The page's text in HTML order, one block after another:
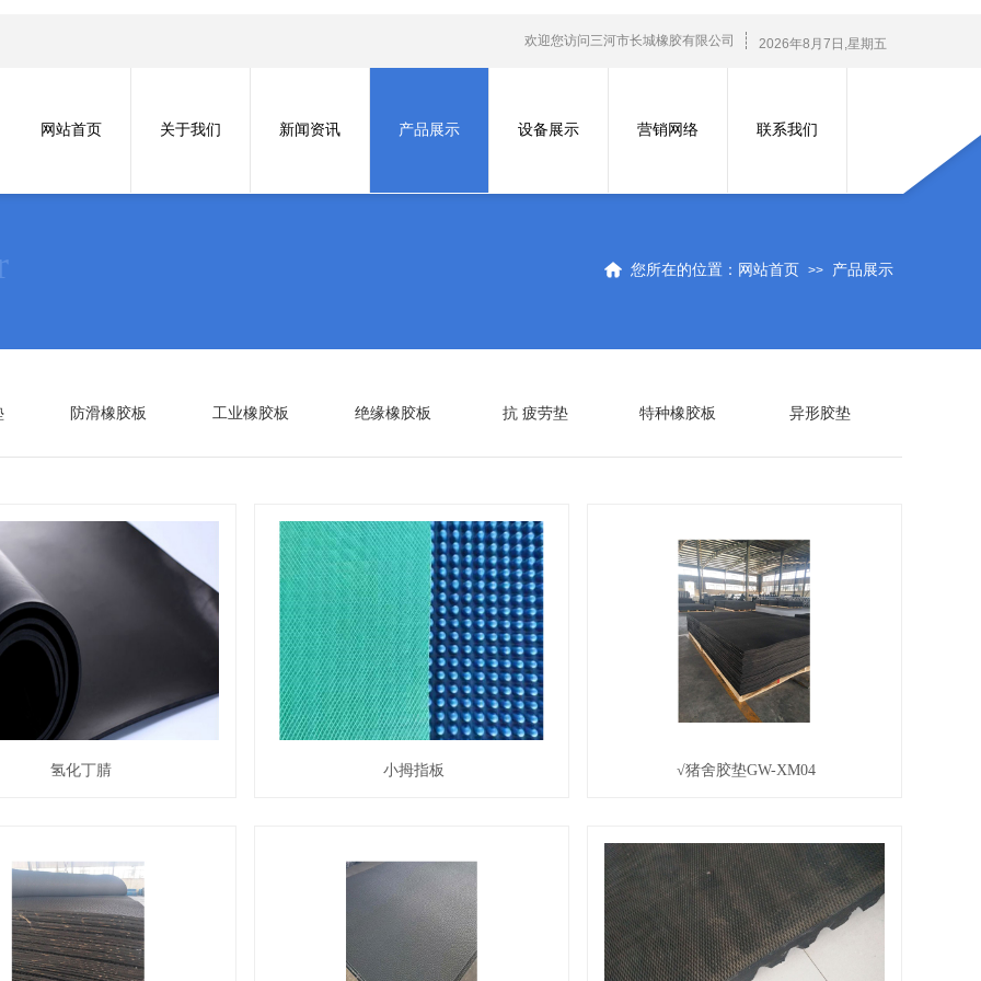
欢迎您访问三河市长城橡胶有限公司 2026年8 月 7 日 ,星期五
网站首页 关于我们 新闻资讯 产品展示 设备展示 营销网络 联系我们
网站首页 >> 产品展示
您所在的位置：
防滑橡胶板 工业橡胶板 绝缘橡胶板 抗 疲劳垫 特种橡胶板 异形胶垫
氢化丁腈 小拇指板 √猪舍胶垫GW-XM04